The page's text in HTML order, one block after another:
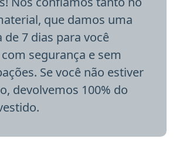
que damos uma
de 7 dias para você
segurança e sem
Se você não estiver
devolvemos 100% do